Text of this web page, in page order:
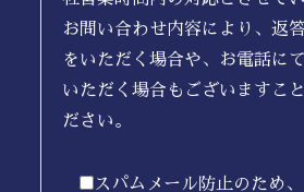
お問い合わせ内容により、返
をいただく場合や、お電話に
いただく場合もございますこ
ださい。
スパムメール防止のため